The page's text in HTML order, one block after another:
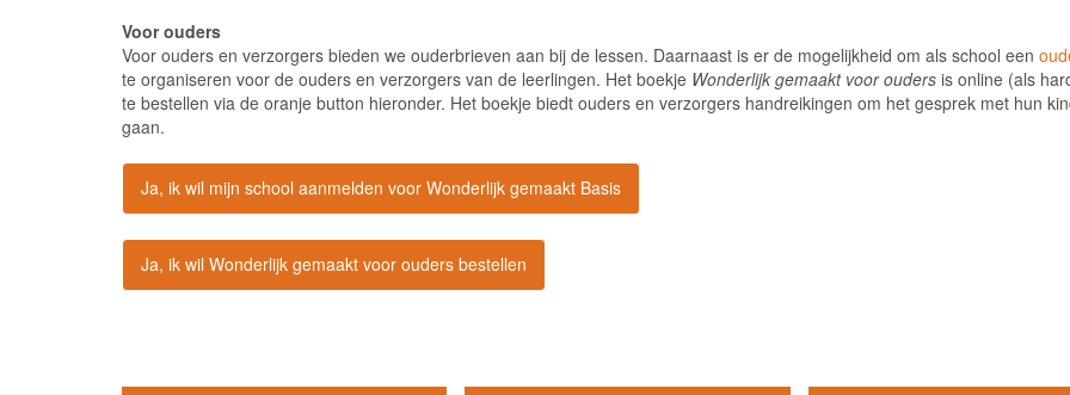
Voor ouders
Voor ouders en verzorgers bieden we ouderbrieven aan bij de lessen. Daarnaast is er de mogelijkheid om als school een
te organiseren voor de ouders en verzorgers van de leerlingen. Het boekje Wonderlijk gemaakt voor ouders is online (als
te bestellen via de oranje button hieronder. Het boekje biedt ouders en verzorgers handreikingen om het gesprek met hun
gaan.
Ja, ik wil mijn school aanmelden voor Wonderlijk gemaakt Basis
Ja, ik wil Wonderlijk gemaakt voor ouders bestellen